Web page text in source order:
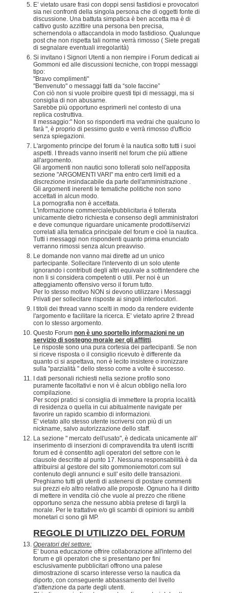
E’ vietato usare frasi con doppi sensi fastidiosi e provocatori
sia nei confronti della singola persona che di oggetti fonte di
discussione. Una battuta simpatica è ben accetta ma è di
cattivo gusto azzittire una persona ben precisa,
schernendola o attaccandola in modo fastidioso. Qualunque
post che non rispetta tali norme verrà rimosso ( Siete pregati
di segnalare eventuali irregolarità)
Si invitano i Signori Utenti a non riempire i Forum dedicati ai
Gommoni ed alle discussioni tecniche, con troppi messaggi
tipo:
"Bravo complimenti"
"Benvenuto" o messaggi fatti da “sole faccine”
Con ciò non si vuole proibire questi tipi di messaggi, ma si
consiglia di non abusarne.
Sarebbe più opportuno esprimerli nel contesto di una
replica costruttiva.
Il messaggio:" Non so risponderti ma vedrai che qualcuno lo
farà ", è proprio di pessimo gusto e verrà rimosso d'ufficio
senza spiegazioni.
L'argomento principe del forum è la nautica sotto tutti i suoi
aspetti. I threads vanno inseriti nel forum che più attiene
all'argomento.
Gli argomenti non nautici sono tollerati solo nell'apposita
sezione "ARGOMENTI VARI" ma entro certi limiti ed a
discrezione insindacabile da parte dell'amministrazione .
Gli argomenti inerenti le tematiche politiche non sono
accettati in alcun modo.
La pornografia non è accettata.
L'informazione commerciale/pubblicitaria é tollerata
unicamente dietro richiesta e consenso degli amministratori
e deve comunque riguardare unicamente prodotti/servizi
correlati alla tematica principale del forum e cioè la nautica.
Tutti i messaggi non rispondenti quanto prima enunciato
verranno rimossi senza alcun preavviso.
Le domande non vanno mai dirette ad un unico
partecipante. Sollecitare l'intervento di un solo utente
ignorando i contributi degli altri equivale a sottintendere che
non li si considera competenti o utili. Per noi è un
atteggiamento offensivo verso il forum tutto.
Per lo stesso motivo NON si devono utilizzare i Messaggi
Privati per sollecitare risposte ai singoli interlocutori.
I titoli dei thread vanno scelti in modo da rendere evidente
l'argomento e facilitare la ricerca. E’ vietato aprire 2 thread
con lo stesso argomento.
Questo Forum non è uno sportello informazioni ne un
servizio di sostegno morale per gli afflitti
Le risposte sono una pura cortesia dei partecipanti. Se non
si riceve risposta o il consiglio ricevuto è differente da
quanto ci si aspettava, non è lecito insistere o ironizzare
sulla "parzialità " dello stesso come a volte è successo.
I dati personali richiesti nella sezione profilo sono
puramente facoltativi e non vi è alcun obbligo nella loro
compilazione.
Per scopi pratici si consiglia di immettere la propria località
di residenza o quella in cui abitualmente navigate per
favorire un rapido scambio di informazioni.
E' vietato allo stesso utente iscriversi con più di un
nickname, salvo autorizzazione dello staff.
La sezione " mercato dell'usato", è dedicata unicamente all'
inserimento di inserzioni di compravendita tra utenti iscritti
forum ed è consentito agli operatori del settore con le
clausole descritte al punto 17. Nessuna responsabilità è da
attribuirsi al gestore del sito gommoniemotori.com sul
contenuto degli annunci e sull' esito delle transazioni.
Preghiamo tutti gli utenti di astenersi di postare commenti
sui prezzi e/o altro relativo alle proposte. Ognuno ha il diritto
di mettere in vendita ciò che vuole al prezzo che ritiene
opportuno senza che nessuno abbia pretese di fargli la
morale. Per le trattative e/o gli scambi di opinioni su ambiti
monetari ci sono gli MP.
REGOLE DI UTILIZZO DEL FORUM
Operatori del settore:
E’ buona educazione offrire collaborazione all'interno del
forum e gli operatori che si presentano per fini
esclusivamente pubblicitari offrono una palese
dimostrazione di scarso interesse verso la nautica da
diporto, con conseguente abbassamento del livello
d'attenzione da parte degli utenti.